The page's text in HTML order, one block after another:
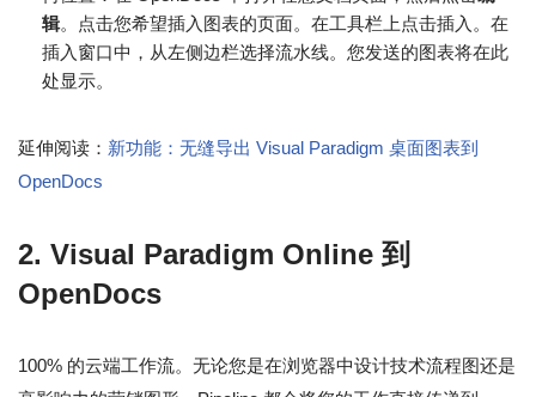
辑。点击您希望插入图表的页面。在工具栏上点击插入。在
插入窗口中，从左侧边栏选择流水线。您发送的图表将在此
处显示。
延伸阅读： 新功能：无缝导出 Visual Paradigm 桌面图表到
OpenDocs
2. Visual Paradigm Online 到
OpenDocs
100% 的云端工作流。无论您是在浏览器中设计技术流程图还是